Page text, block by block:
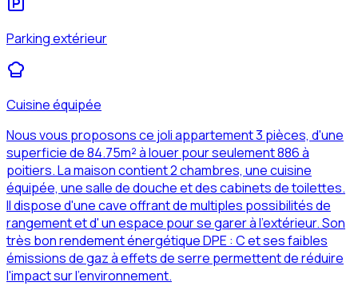
Parking extérieur
Cuisine équipée
Nous vous proposons ce joli appartement 3 pièces, d'une
superficie de 84.75m² à louer pour seulement 886 à
poitiers. La maison contient 2 chambres, une cuisine
équipée, une salle de douche et des cabinets de toilettes.
Il dispose d'une cave offrant de multiples possibilités de
rangement et d' un espace pour se garer à l'extérieur. Son
très bon rendement énergétique DPE : C et ses faibles
émissions de gaz à effets de serre permettent de réduire
l'impact sur l'environnement.